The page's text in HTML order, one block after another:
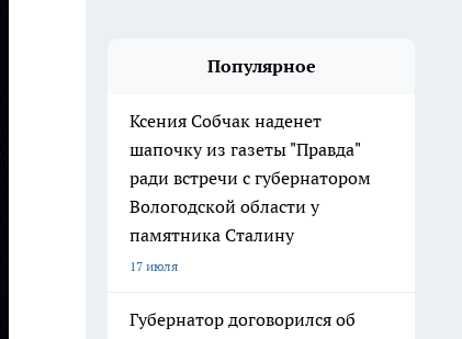
Популярное
Ксения Собчак наденет
шапочку из газеты "Правда"
ради встречи с губернатором
Вологодской области у
памятника Сталину
17 июля
Губернатор договорился об